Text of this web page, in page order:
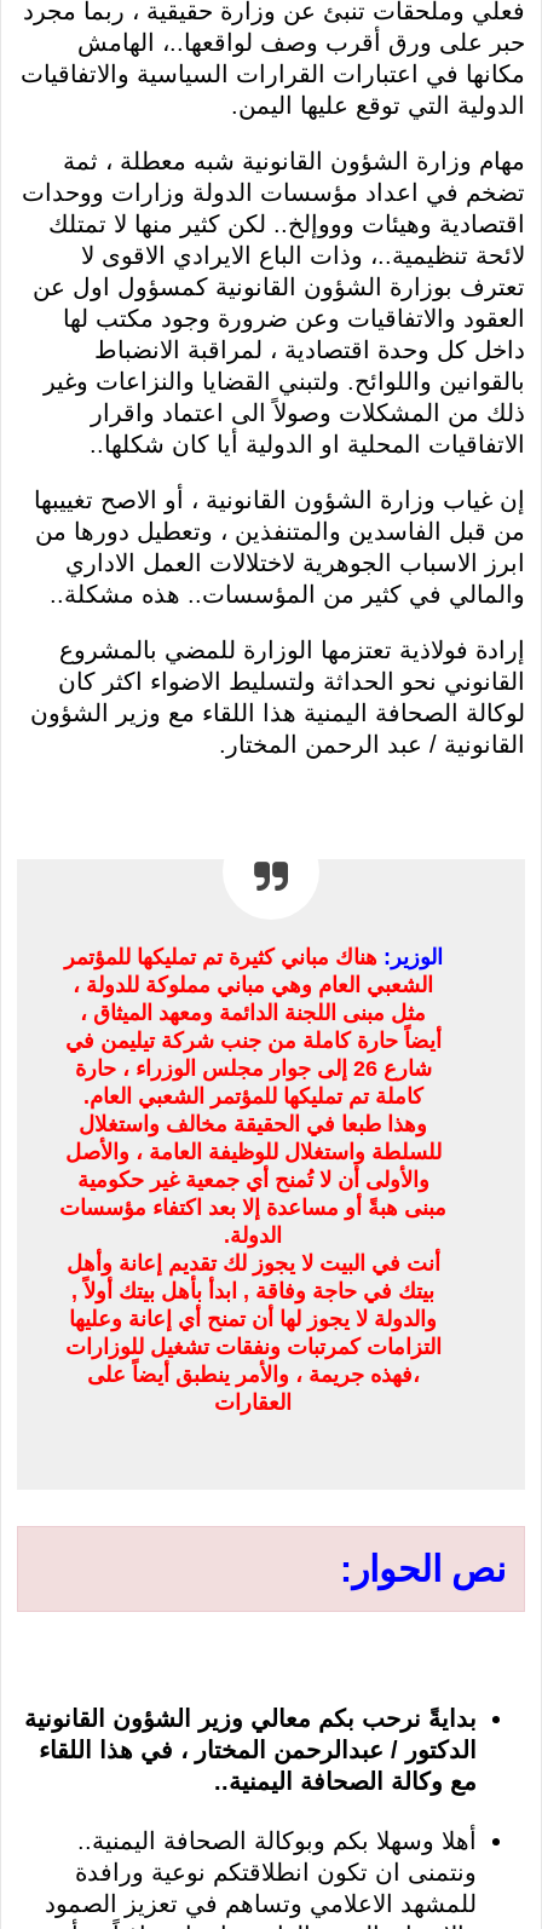
فعلي وملحقات تنبئ عن وزارة حقيقية ، ربما مجرد
حبر على ورق أقرب وصف لواقعها..، الهامش
مكانها في اعتبارات القرارات السياسية والاتفاقيات
الدولية التي توقع عليها اليمن.
مهام وزارة الشؤون القانونية شبه معطلة ، ثمة
تضخم في اعداد مؤسسات الدولة وزارات ووحدات
اقتصادية وهيئات وووإلخ.. لكن كثير منها لا تمتلك
لائحة تنظيمية..، وذات الباع الايرادي الاقوى لا
تعترف بوزارة الشؤون القانونية كمسؤول اول عن
العقود والاتفاقيات وعن ضرورة وجود مكتب لها
داخل كل وحدة اقتصادية ، لمراقبة الانضباط
بالقوانين واللوائح. ولتبني القضايا والنزاعات وغير
ذلك من المشكلات وصولاً الى اعتماد واقرار
الاتفاقيات المحلية او الدولية أيا كان شكلها..
إن غياب وزارة الشؤون القانونية ، أو الاصح تغييبها
من قبل الفاسدين والمتنفذين ، وتعطيل دورها من
ابرز الاسباب الجوهرية لاختلالات العمل الاداري
والمالي في كثير من المؤسسات.. هذه مشكلة..
إرادة فولاذية تعتزمها الوزارة للمضي بالمشروع
القانوني نحو الحداثة ولتسليط الاضواء اكثر كان
لوكالة الصحافة اليمنية هذا اللقاء مع وزير الشؤون
القانونية / عبد الرحمن المختار.
الوزير: هناك مباني كثيرة تم تمليكها للمؤتمر
الشعبي العام وهي مباني مملوكة للدولة ،
مثل مبنى اللجنة الدائمة ومعهد الميثاق ،
أيضاً حارة كاملة من جنب شركة تيليمن في
شارع 26 إلى جوار مجلس الوزراء ، حارة
كاملة تم تمليكها للمؤتمر الشعبي العام.
وهذا طبعا في الحقيقة مخالف واستغلال
للسلطة واستغلال للوظيفة العامة ، والأصل
والأولى أن لا تُمنح أي جمعية غير حكومية
مبنى هبةً أو مساعدة إلا بعد اكتفاء مؤسسات
الدولة.
أنت في البيت لا يجوز لك تقديم إعانة وأهل
بيتك في حاجة وفاقة , ابدأ بأهل بيتك أولاً ,
والدولة لا يجوز لها أن تمنح أي إعانة وعليها
التزامات كمرتبات ونفقات تشغيل للوزارات
،فهذه جريمة ، والأمر ينطبق أيضاً على
العقارات
نص الحوار:
بدايةً نرحب بكم معالي وزير الشؤون القانونية
الدكتور / عبدالرحمن المختار ، في هذا اللقاء
مع وكالة الصحافة اليمنية..
أهلا وسهلا بكم وبوكالة الصحافة اليمنية..
ونتمنى ان تكون انطلاقتكم نوعية ورافدة
للمشهد الاعلامي وتساهم في تعزيز الصمود